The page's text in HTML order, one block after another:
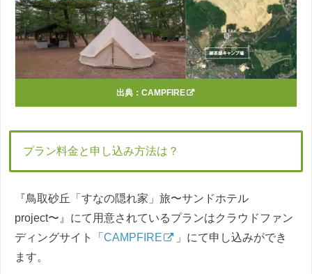
出典： CAMPFIRE
プラン料金と申し込み方法は？
『鳥取砂丘「すなの隠れ家」旅〜サンドホテル
project〜』にて用意されているプランはクラウドファン
ディングサイト「 CAMPFIRE
」にて申し込みができ
ます。